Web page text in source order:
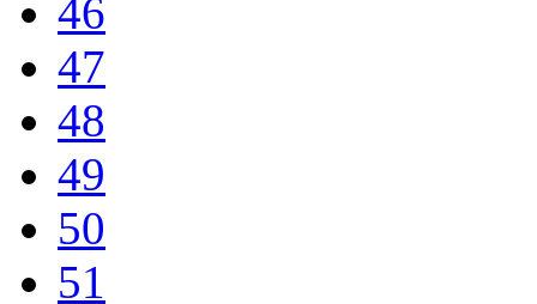
46
47
48
49
50
51